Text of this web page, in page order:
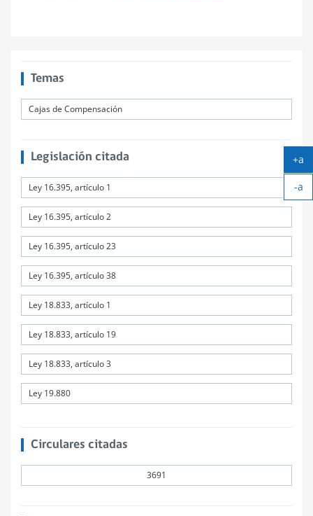
Temas
Cajas de Compensación
Legislación citada
Ley 16.395, artículo 1
Ley 16.395, artículo 2
Ley 16.395, artículo 23
Ley 16.395, artículo 38
Ley 18.833, artículo 1
Ley 18.833, artículo 19
Ley 18.833, artículo 3
Ley 19.880
Circulares citadas
3691
+a
-a